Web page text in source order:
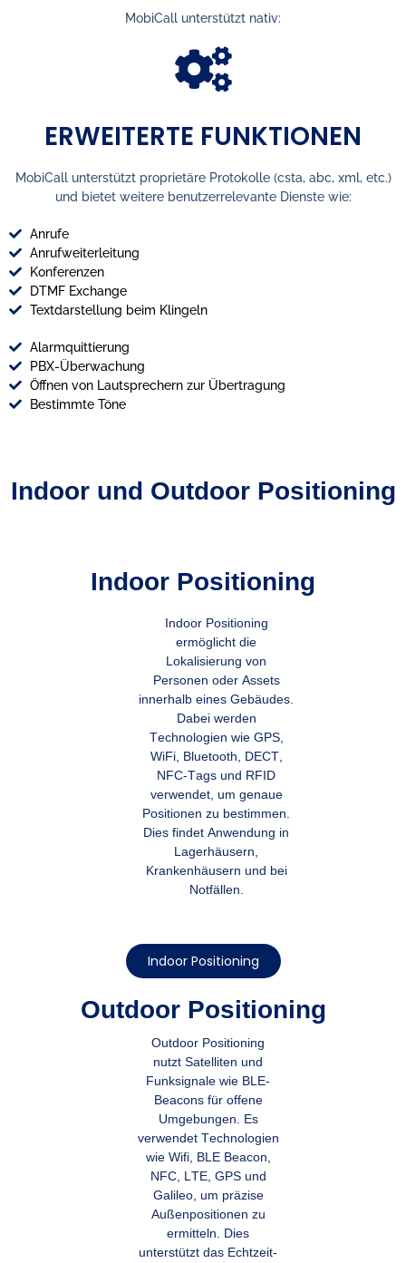
MobiCall unterstützt nativ:
ERWEITERTE FUNKTIONEN
MobiCall unterstützt proprietäre Protokolle (csta, abc, xml, etc.)
und bietet weitere benutzerrelevante Dienste wie:
Anrufe
Anrufweiterleitung
Konferenzen
DTMF Exchange
Textdarstellung beim Klingeln
Alarmquittierung
PBX-Überwachung
Öffnen von Lautsprechern zur Übertragung
Bestimmte Töne
Indoor und Outdoor Positioning
Indoor Positioning
Indoor Positioning
ermöglicht die
Lokalisierung von
Personen oder Assets
innerhalb eines Gebäudes.
Dabei werden
Technologien wie GPS,
WiFi, Bluetooth, DECT,
NFC-Tags und RFID
verwendet, um genaue
Positionen zu bestimmen.
Dies findet Anwendung in
Lagerhäusern,
Krankenhäusern und bei
Notfällen.
Indoor Positioning
Outdoor Positioning
Outdoor Positioning
nutzt Satelliten und
Funksignale wie BLE-
Beacons für offene
Umgebungen. Es
verwendet Technologien
wie Wifi, BLE Beacon,
NFC, LTE, GPS und
Galileo, um präzise
Außenpositionen zu
ermitteln. Dies
unterstützt das Echtzeit-